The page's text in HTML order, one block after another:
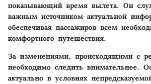
показывающий время вылета. Он
важным источником актуальной
обеспечивая пассажиров всем
комфортного путешествия.
За изменениями, происходящими с
необходимо следить внимательнее.
актуально в условиях